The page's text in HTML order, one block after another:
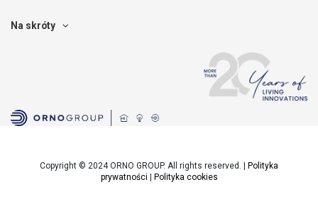
Na skróty
Copyright © 2024 ORNO GROUP. All rights reserved. |
Polityka
prywatności
Polityka cookies